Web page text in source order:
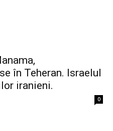
în Teheran. Israelul
iranieni.
0